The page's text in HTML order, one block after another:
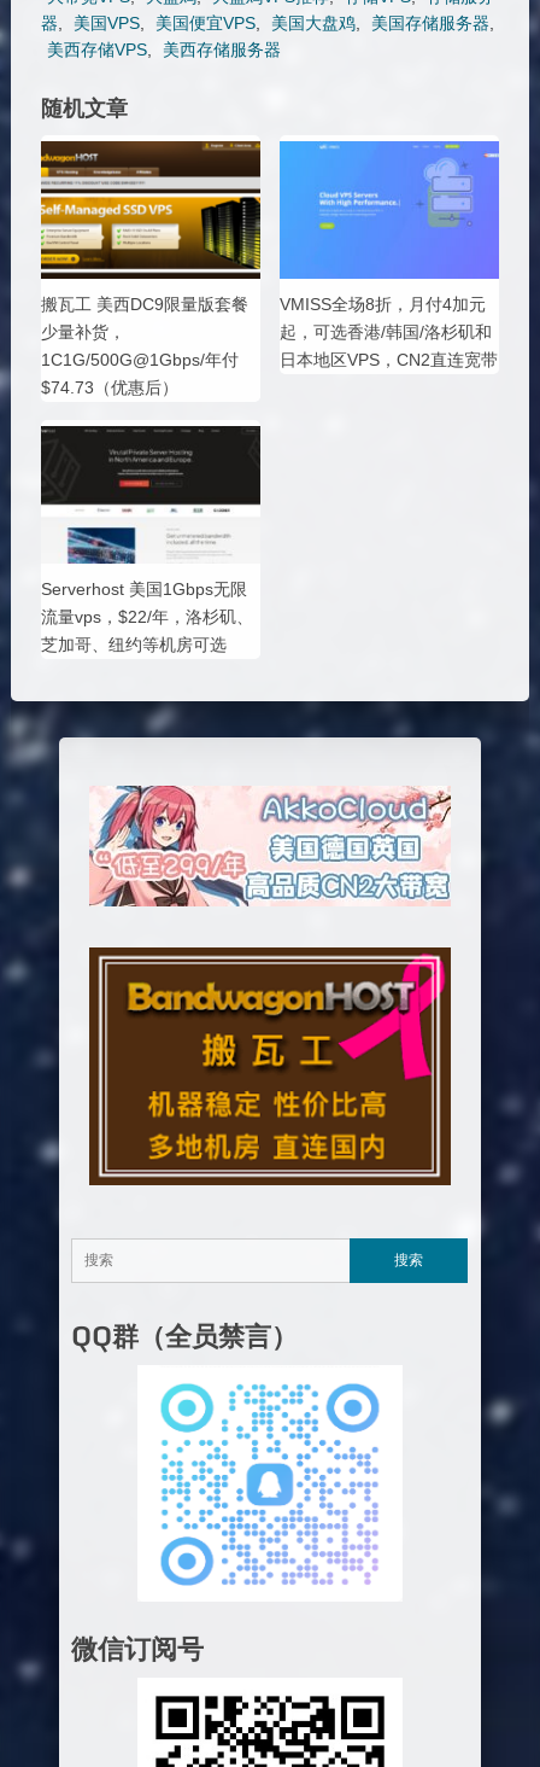
器
美国VPS, 美国便宜VPS, 美国大盘鸡, 美国存储服务器
美西存储VPS, 美西存储服务器
随机文章
搬瓦工 美西DC9限量版套餐
少量补货，
1C1G/500G@1Gbps/年付
$74.73（优惠后）
VMISS全场8折，月付4加元
起，可选香港/韩国/洛杉矶和
日本地区VPS，CN2直连宽带
Serverhost 美国1Gbps无限
流量vps，$22/年，洛杉矶、
芝加哥、纽约等机房可选
QQ群（全员禁言）
微信订阅号